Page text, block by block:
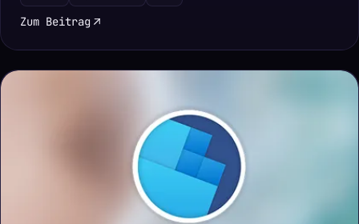
Zum Beitrag